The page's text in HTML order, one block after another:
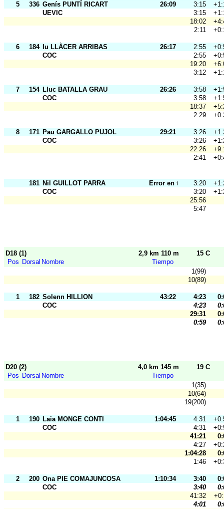
5 336 Genís PUNTÍ RICART 26:09 3:15
UEVIC
3:15
18:02
2:11
6 184 Iu LLÀCER ARRIBAS 26:17 2:55
COC
2:55
19:20
3:12
7 154 Lluc BATALLA GRAU 26:26 3:58
COC
3:58
18:37
2:29
8 171 Pau GARGALLO PUJOL 29:21 3:26
COC
3:26
22:26
2:41
181 Nil GUILLOT PARRA Error en tarj. 3:20
COC
3:20
25:56
5:47
D18 (1) 2,9 km 110 m
15 C
Pos Dorsal Nombre
Tiempo
1(99)
10(89)
1 182 Solenn HILLION 43:22 4:23
COC
4:23
29:31
0:59
D20 (2) 4,0 km 145 m
19 C
Pos Dorsal Nombre
Tiempo
1(35)
10(64)
19(200)
1 190 Laia MONGE CONTI 1:04:45 4:31
COC
4:31
41:21
4:27
1:04:28
1:46
2 200 Ona PIE COMAJUNCOSA 1:10:34 3:40
COC
3:40
41:32
4:01